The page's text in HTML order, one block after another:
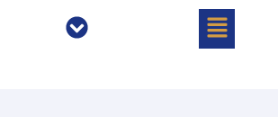
القائمة القائمة